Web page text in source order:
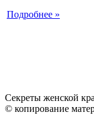
Подробнее »
Секреты женской
© копирование